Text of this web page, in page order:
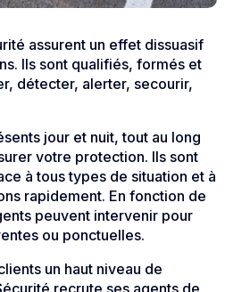
assurent un effet dissuasif
Ils sont qualifiés, formés et
détecter, alerter, secourir,
jour et nuit, tout au long
votre protection. Ils sont
à tous types de situation et à
rapidement. En fonction de
peuvent intervenir pour
ou ponctuelles.
un haut niveau de